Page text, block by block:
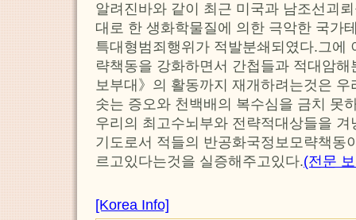
알려진바와 같이 최근 미국과 남조선괴
대로 한 생화학물질에 의한 극악한 국가
특대형범죄행위가 적발분쇄되였다.그에
략책동을 강화하면서 간첩들과 적대암
보부대》의 활동까지 재개하려는것은
솟는 증오와 천백배의 복수심을 금치 못
우리의 최고수뇌부와 전략적대상들을
기도로서 적들의 반공화국정보모략책동
르고있다는것을 실증해주고있다.(전문
[Korea Info]